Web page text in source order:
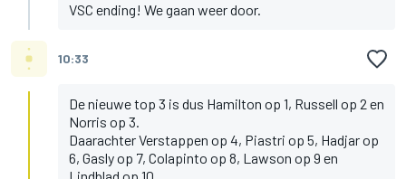
VSC ending! We gaan weer door.
10:33
De nieuwe top 3 is dus Hamilton op 1, Russell op 2 en
Norris op 3.
Daarachter Verstappen op 4, Piastri op 5, Hadjar op
6, Gasly op 7, Colapinto op 8, Lawson op 9 en